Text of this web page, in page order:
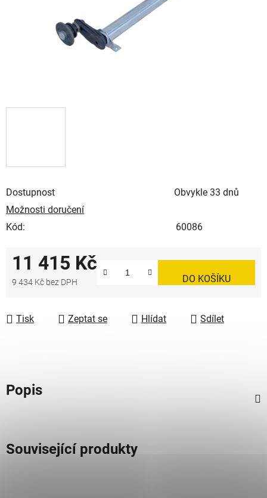
Dostupnost
Obvykle 33 dnů
Možnosti doručení
Kód:
60086
11 415 Kč
9 434 Kč bez DPH DO KOŠÍKU
Tisk Zeptat se Hlídat Sdílet
Popis
Související produkty